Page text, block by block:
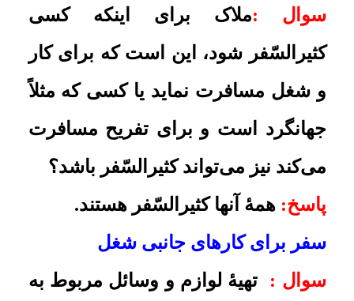
نیاز به مسافرت دارد، در حالی که خود
شغل مسافرت نیست، آیا باعث کامل
بودن نماز و روزه است؟
پاسخ: اگر کثیرالسّفر باشد مطلقاً نماز
او تمام است و باید روزه بگیرد .
دخالت قصد سفر در کثیرالسفر شدن
سوال :کثیرالسّفر اگر برای یک منظور
و یک شغل به سفر رود، نمازش تمام
است یا اگر برای مقاصد مختلف سفر
کند یا چند نوع شغل داشته باشد هم
تابع همین حکم است؟
پاسخ:تفاوت ندارد